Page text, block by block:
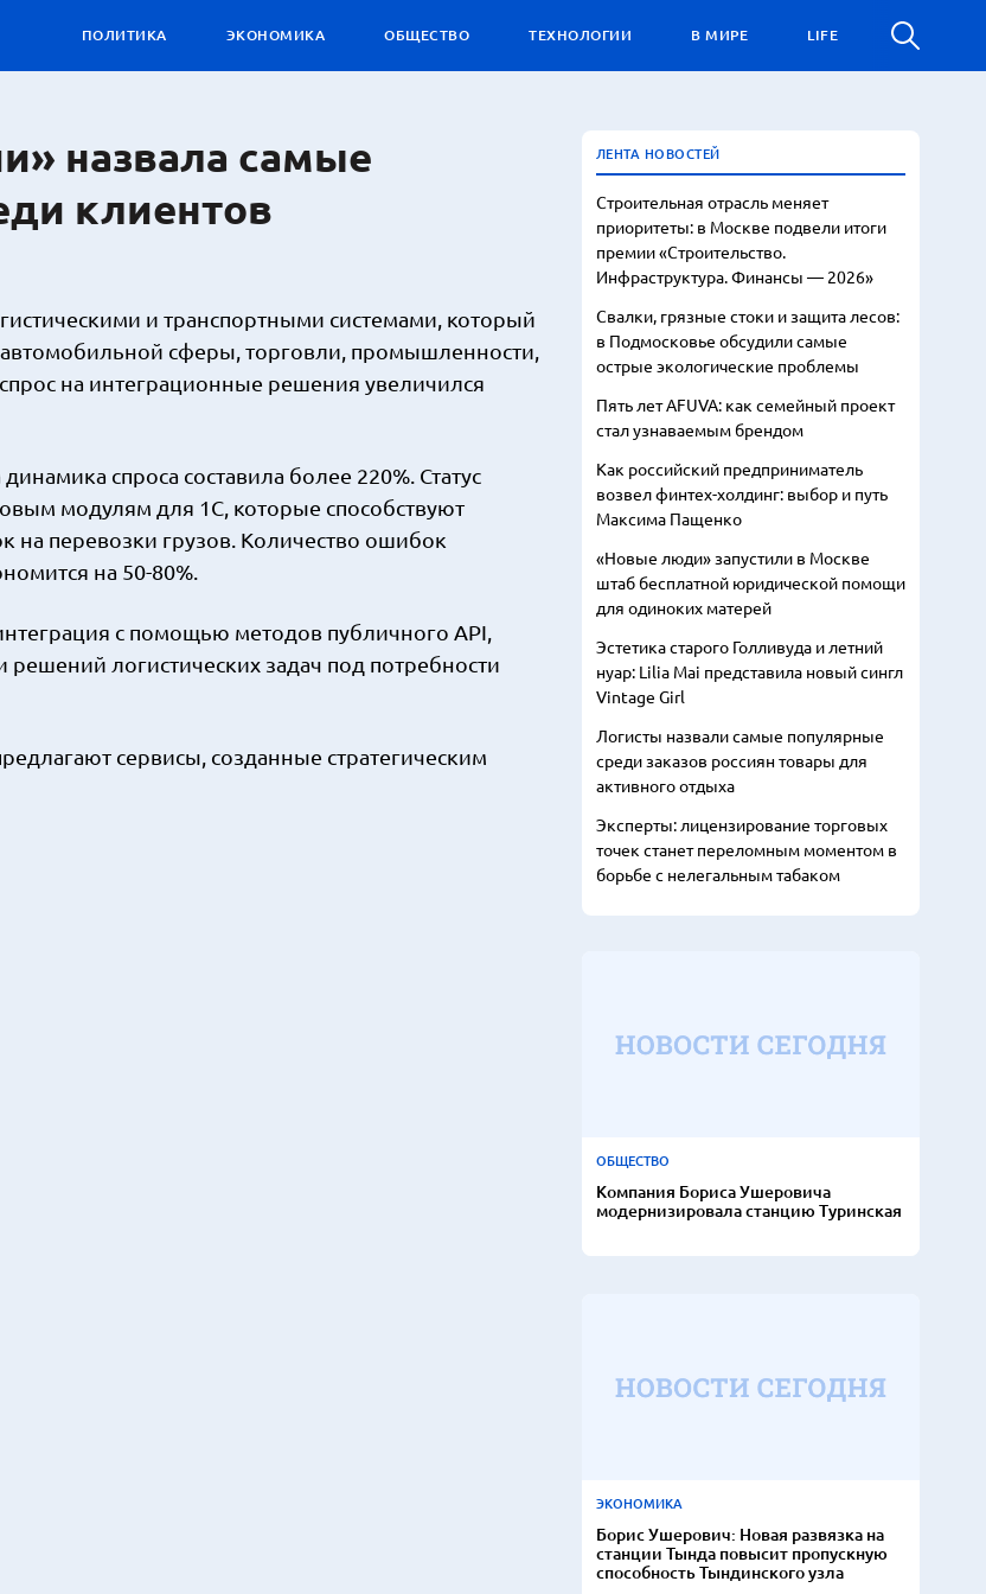
ПОЛИТИКА ЭКОНОМИКА ОБЩЕСТВО ТЕХНОЛОГИИ В МИРЕ LIFE
назвала самые
клиентов
и транспортными системами, который
сферы, торговли, промышленности,
на интеграционные решения увеличился
спроса составила более 220%. Статус
модулям для 1С, которые способствуют
перевозки грузов. Количество ошибок
на 50-80%.
с помощью методов публичного API,
логистических задач под потребности
сервисы, созданные стратегическим
ЛЕНТА НОВОСТЕЙ
Строительная отрасль меняет
приоритеты: в Москве подвели итоги
премии «Строительство.
Инфраструктура. Финансы — 2026»
Свалки, грязные стоки и защита лесов:
в Подмосковье обсудили самые
острые экологические проблемы
Пять лет AFUVA: как семейный проект
стал узнаваемым брендом
Как российский предприниматель
возвел финтех-холдинг: выбор и путь
Максима Пащенко
«Новые люди» запустили в Москве
штаб бесплатной юридической помощи
для одиноких матерей
Эстетика старого Голливуда и летний
нуар: Lilia Mai представила новый сингл
Vintage Girl
Логисты назвали самые популярные
среди заказов россиян товары для
активного отдыха
Эксперты: лицензирование торговых
точек станет переломным моментом в
борьбе с нелегальным табаком
ОБЩЕСТВО
Компания Бориса Ушеровича
модернизировала станцию Туринская
ЭКОНОМИКА
Борис Ушерович: Новая развязка на
станции Тында повысит пропускную
способность Тындинского узла